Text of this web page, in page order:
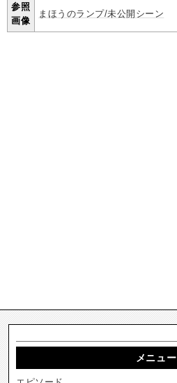
参照
画像
まほうのランプ/未公開シーン
メニュー